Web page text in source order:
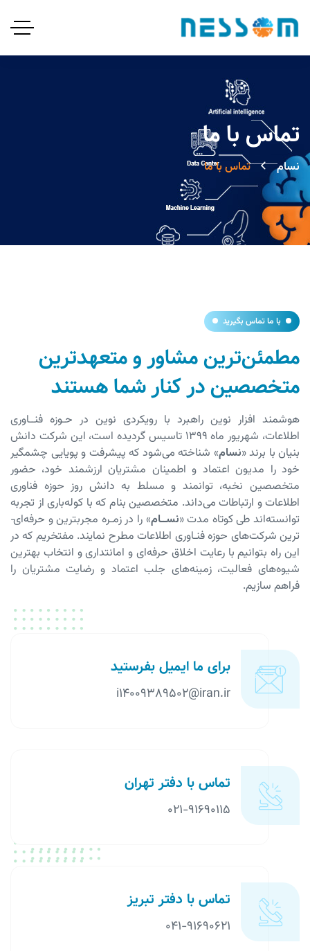
تماس با ما
نسام تماس با ما
با ما تماس بگیرید
مطمئن‌ترین مشاور و متعهدترین
متخصصین در کنار شما هستند
هوشمند افزار نوین راهبرد با رویکردی نوین در حـوزه فنــاوری
اطلاعات، شهریور ماه ۱۳۹۹ تاسیس گردیده است، این شرکت دانش
بنیان با برند «نسام» شناخته می­‌شود که پیشرفت و پویایی چشمگیر
خود را مدیون اعتماد و اطمینان مشتریان ارزشمند خود، حضور
متخصصین نخبه، توانمند و مسلط به دانش روز حوزه فناوری
اطلاعات و ارتباطات می‌داند. متخصصین بنام که با کوله‌­باری از تجربه
توانسته­‌اند طی کوتاه مدت «نســام» را در زمـره مجرب­ترین و حرفه­‌ای‌­
ترین شرکت‌­های حوزه فنـاوری اطلاعات مطرح نمایند. مفتخریم که در
این راه بتوانیم با رعایت اخلاق حرفه‌ای و امانتداری و انتخاب بهترین
شیوه‌های فعالیت، زمینه‌های جلب اعتماد و رضایت مشتریان را
فراهم سازیم.
برای ما ایمیل بفرستید
i14009389502@iran.ir
تماس با دفتر تهران
021-91690115
تماس با دفتر تبریز
041-91690621